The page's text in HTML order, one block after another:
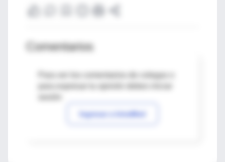
Comentarios
Para ver los comentarios de colegas o
Ingresar a IntraMed